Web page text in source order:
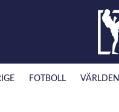
FOTBOLL VÄRLDEN